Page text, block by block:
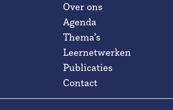
Over ons
Agenda
Thema’s
Leernetwerken
Publicaties
Contact